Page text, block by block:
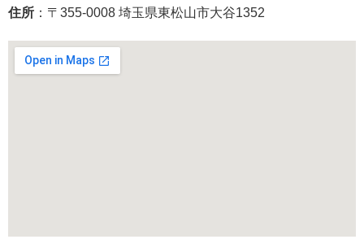
住所 ：〒355-0008 埼玉県東松山市大谷1352